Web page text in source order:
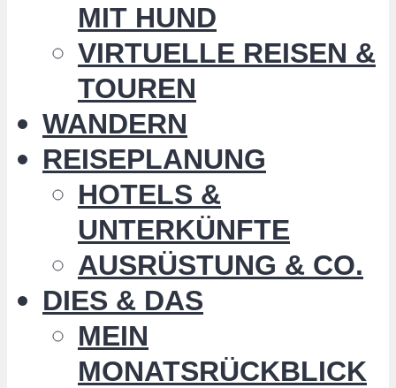
MIT HUND
VIRTUELLE REISEN &
TOUREN
WANDERN
REISEPLANUNG
HOTELS &
UNTERKÜNFTE
AUSRÜSTUNG & CO.
DIES & DAS
MEIN
MONATSRÜCKBLICK